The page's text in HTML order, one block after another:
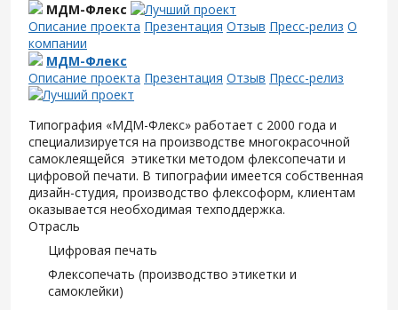
МДМ-Флекс
Описание проекта Презентация Отзыв Пресс-релиз О
компании
МДМ-Флекс
Описание проекта Презентация Отзыв Пресс-релиз
Типография «МДМ-Флекс» работает с 2000 года и
специализируется на производстве многокрасочной
самоклеящейся этикетки методом флексопечати и
цифровой печати. В типографии имеется собственная
дизайн-студия, производство флексоформ, клиентам
оказывается необходимая техподдержка.
Отрасль
Цифровая печать
Флексопечать (производство этикетки и
самоклейки)